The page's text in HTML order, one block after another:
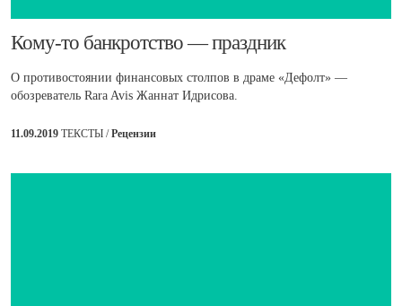
​Кому-то банкротство — праздник
О противостоянии финансовых столпов в драме «Дефолт» —
обозреватель Rara Avis Жаннат Идрисова.
11.09.2019 ТЕКСТЫ /Рецензии